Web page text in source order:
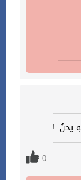
يحنُ..!
0